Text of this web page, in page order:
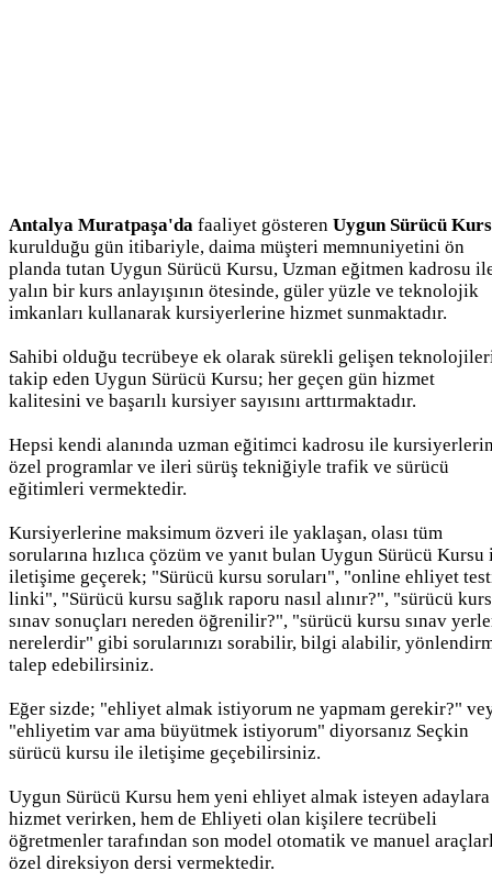
Antalya Muratpaşa'da faaliyet gösteren Uygun Sürücü
kurulduğu gün itibariyle, daima müşteri memnuniyetini ön
planda tutan Uygun Sürücü Kursu, Uzman eğitmen kadrosu
yalın bir kurs anlayışının ötesinde, güler yüzle ve teknolojik
imkanları kullanarak kursiyerlerine hizmet sunmaktadır.
Sahibi olduğu tecrübeye ek olarak sürekli gelişen
takip eden Uygun Sürücü Kursu; her geçen gün hizmet
kalitesini ve başarılı kursiyer sayısını arttırmaktadır.
Hepsi kendi alanında uzman eğitimci kadrosu ile
özel programlar ve ileri sürüş tekniğiyle trafik ve sürücü
eğitimleri vermektedir.
Kursiyerlerine maksimum özveri ile yaklaşan, olası tüm
sorularına hızlıca çözüm ve yanıt bulan Uygun Sürücü Kursu
iletişime geçerek; "Sürücü kursu soruları", "online ehliyet
linki", "Sürücü kursu sağlık raporu nasıl alınır?", "sürücü
sınav sonuçları nereden öğrenilir?", "sürücü kursu sınav
nerelerdir" gibi sorularınızı sorabilir, bilgi alabilir,
talep edebilirsiniz.
Eğer sizde; "ehliyet almak istiyorum ne yapmam gerekir?"
"ehliyetim var ama büyütmek istiyorum" diyorsanız Seçkin
sürücü kursu ile iletişime geçebilirsiniz.
Uygun Sürücü Kursu hem yeni ehliyet almak isteyen adaylara
hizmet verirken, hem de Ehliyeti olan kişilere tecrübeli
öğretmenler tarafından son model otomatik ve manuel
özel direksiyon dersi vermektedir.